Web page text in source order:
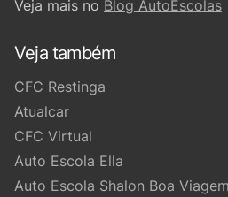
Veja mais no Blog AutoEscolas
Veja também
CFC Restinga
Atualcar
CFC Virtual
Auto Escola Ella
Auto Escola Shalon Boa Viagem